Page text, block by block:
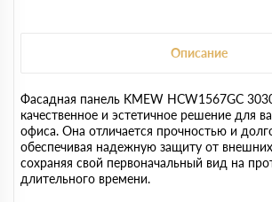
Описание
Фасадная панель KMEW HCW1567GC
качественное и эстетичное решение для
офиса. Она отличается прочностью и
обеспечивая надежную защиту от
сохраняя свой первоначальный вид на
длительного времени.